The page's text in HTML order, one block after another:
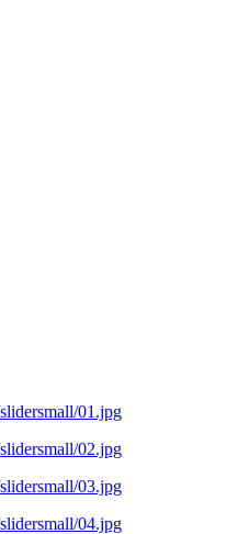
01.jpg
02.jpg
03.jpg
04.jpg